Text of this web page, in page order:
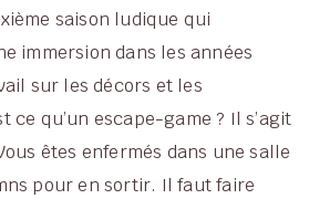
saison ludique qui
immersion dans les années
sur les décors et les
ce qu’un escape-game ? Il s’agit
êtes enfermés dans une salle
pour en sortir. Il faut faire